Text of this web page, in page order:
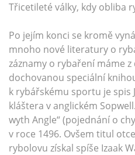
Třicetileté války, kdy obliba
Po jejím konci se kromě
mnoho nové literatury o
záznamy o rybaření máme
dochovanou speciální
k rybářskému sportu je spis
kláštera v anglickém
wyth Angle“ (pojednání o
v roce 1496. Ovšem titul
rybolovu získal spíše Izaak